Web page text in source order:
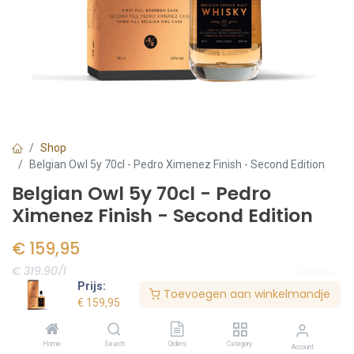
Prijs:
€ 159,95
Toevoegen aan winkelmandje
Home Search Orders Category Account
Shop
Belgian Owl 5y 70cl - Pedro Ximenez Finish - Second Edition
Belgian Owl 5y 70cl - Pedro
Ximenez Finish - Second Edition
€ 159,95
€ 319.90/l
Voorraad:5stuk(s)